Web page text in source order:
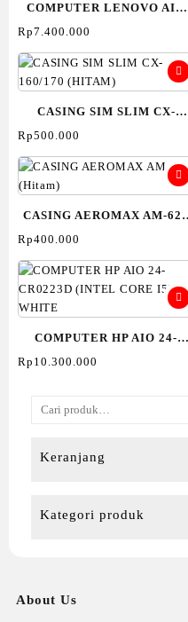
Pencarian
Keranjang
Kategori produk
COMPUTER LENOVO AIO
A100 (F0J6005DID)
Rp7.400.000
CASING SIM SLIM CX-
160/170 (HITAM)
Rp500.000
CASING AEROMAX AM-620
Rp400.000
COMPUTER HP AIO 24-
CR0223D (INTEL CORE I5)-
Rp 10.300.000
About Us